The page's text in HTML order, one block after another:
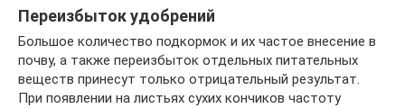
Переизбыток удобрений
Большое количество подкормок и их частое внесение в
почву, а также переизбыток отдельных питательных
веществ принесут только отрицательный результат.
При появлении на листьях сухих кончиков частоту